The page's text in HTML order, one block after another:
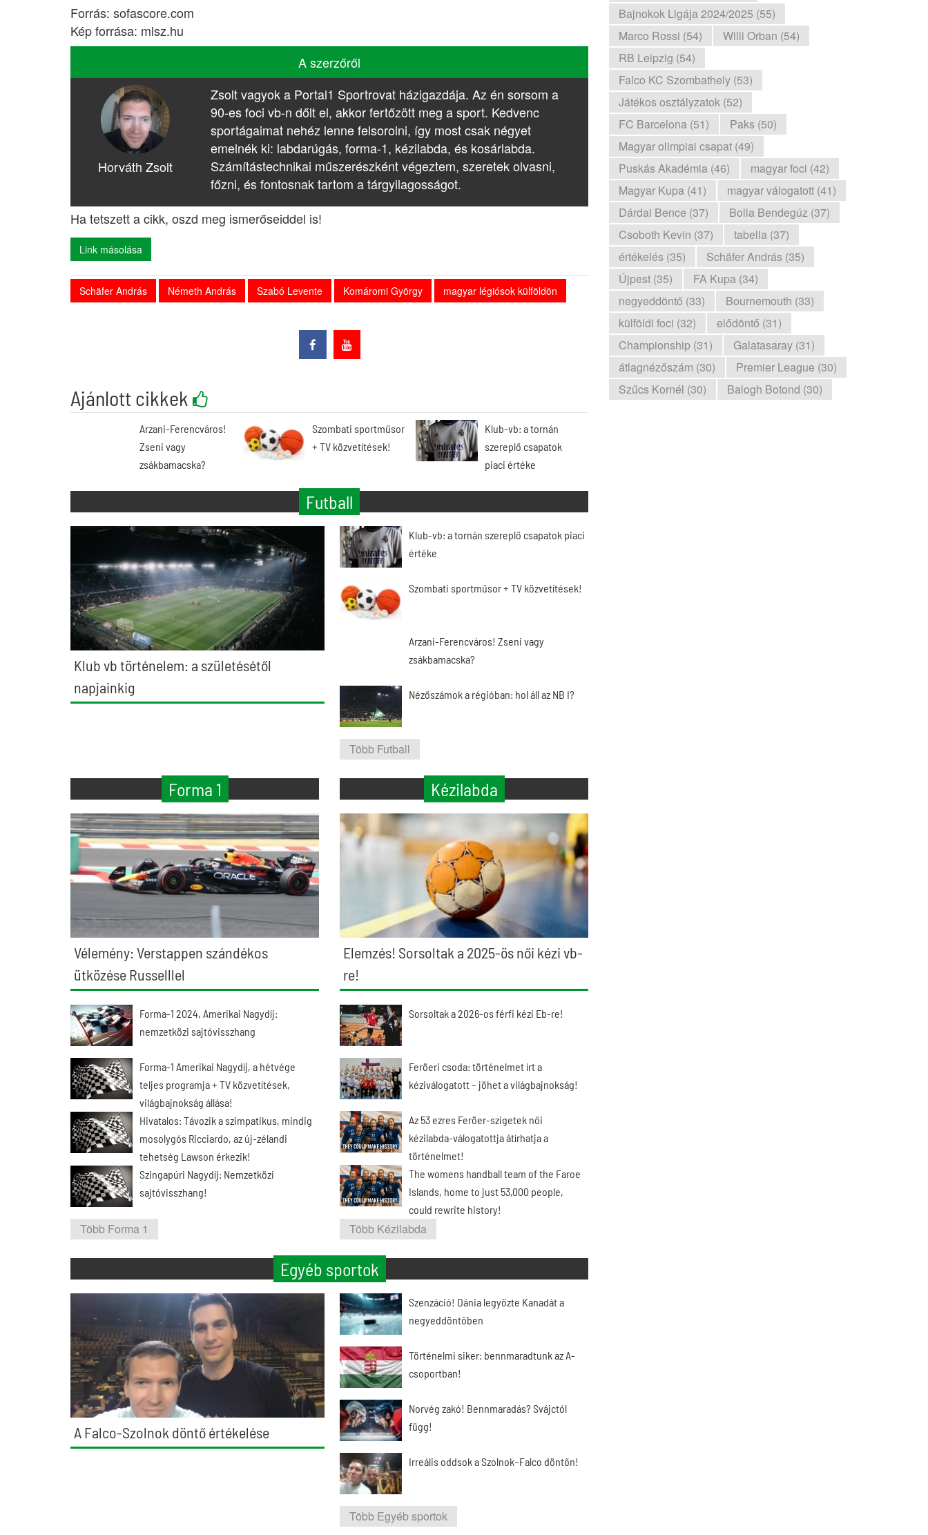
Forrás: sofascore.com
Kép forrása: mlsz.hu
A szerzőről
Horváth Zsolt
Zsolt vagyok a Portal1 Sportrovat házigazdája. Az én sorsom a
90-es foci vb-n dőlt el, akkor fertőzött meg a sport. Kedvenc
sportágaimat nehéz lenne felsorolni, így most csak négyet
emelnék ki: labdarúgás, forma-1, kézilabda, és kosárlabda.
Számítástechnikai műszerészként végeztem, szeretek olvasni,
főzni, és fontosnak tartom a tárgyilagosságot.
Ha tetszett a cikk, oszd meg ismerőseiddel is!
Link másolása
Schäfer András Németh András Szabó Levente Komáromi György magyar légiósok külföldön
Ajánlott cikkek
Arzani-Ferencváros!
Zseni vagy
zsákbamacska?
Szombati sportműsor
+ TV közvetítések!
Klub-vb: a tornán
szereplő csapatok
piaci értéke
Bajnokok Ligája 2024/2025 (55)
Marco Rossi (54)
Willi Orban (54)
RB Leipzig (54)
Falco KC Szombathely (53)
Játékos osztályzatok (52)
FC Barcelona (51)
Paks (50)
Magyar olimpiai csapat (49)
Puskás Akadémia (46)
magyar foci (42)
Magyar Kupa (41)
magyar válogatott (41)
Dárdai Bence (37)
Bolla Bendegúz (37)
Csoboth Kevin (37)
tabella (37)
értékelés (35)
Schäfer András (35)
Újpest (35)
FA Kupa (34)
negyeddöntő (33)
Bournemouth (33)
külföldi foci (32)
elődöntő (31)
Championship (31)
Galatasaray (31)
átlagnézőszám (30)
Premier League (30)
Szűcs Kornél (30)
Balogh Botond (30)
Futball
Klub vb történelem: a születésétől
napjainkig
Klub-vb: a tornán szereplő csapatok piaci
értéke
Szombati sportműsor + TV közvetítések!
Arzani-Ferencváros! Zseni vagy
zsákbamacska?
Nézőszámok a régióban: hol áll az NB I?
Több Futball
Forma 1
Vélemény: Verstappen szándékos
ütközése Russelllel
Forma-1 2024, Amerikai Nagydíj:
nemzetközi sajtóvisszhang
Forma-1 Amerikai Nagydíj, a hétvége
teljes programja + TV közvetítések,
világbajnokság állása!
Hivatalos: Távozik a szimpatikus, mindig
mosolygós Ricciardo, az új-zélandi
tehetség Lawson érkezik!
Szingapúri Nagydíj: Nemzetközi
sajtóvisszhang!
Több Forma 1
Kézilabda
Elemzés! Sorsoltak a 2025-ös női kézi vb-
re!
Sorsoltak a 2026-os férfi kézi Eb-re!
Feröeri csoda: történelmet írt a
kéziválogatott – jöhet a világbajnokság!
Az 53 ezres Feröer-szigetek női
kézilabda-válogatottja átírhatja a
történelmet!
The womens handball team of the Faroe
Islands, home to just 53,000 people,
could rewrite history!
Több Kézilabda
Egyéb sportok
A Falco-Szolnok döntő értékelése
Szenzáció! Dánia legyőzte Kanadát a
negyeddöntőben
Történelmi siker: bennmaradtunk az A-
csoportban!
Norvég zakó! Bennmaradás? Svájctól
függ!
Irreális oddsok a Szolnok–Falco döntőn!
Több Egyéb sportok